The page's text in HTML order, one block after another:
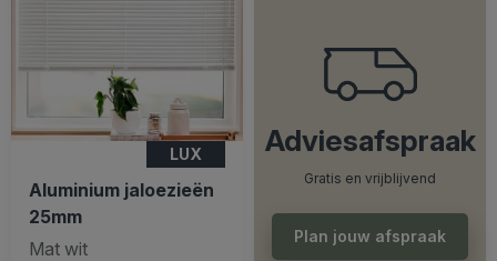
LUX
Aluminium jaloezieën
25mm
Mat wit
Adviesafspraak
Gratis en vrijblijvend
Plan jouw afspraak